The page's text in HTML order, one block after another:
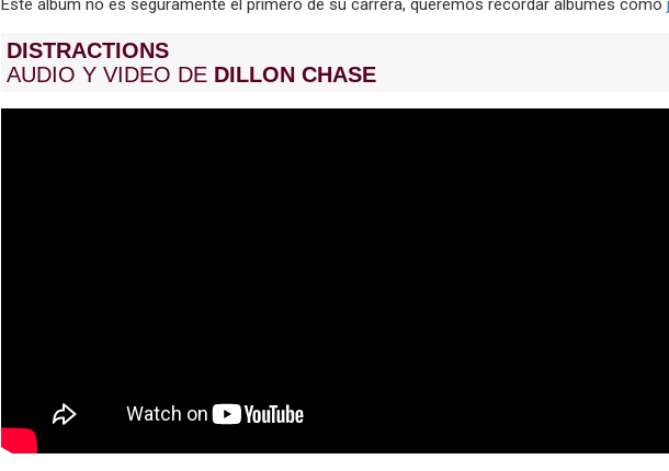
Este álbum no es seguramente el primero de su carrera, queremos recordar álbumes como
DISTRACTIONS
AUDIO Y VIDEO DE DILLON CHASE